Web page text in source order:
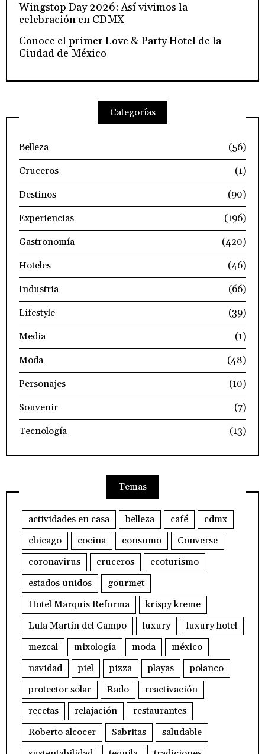
Wingstop Day 2026: Así vivimos la
celebración en CDMX
Conoce el primer Love & Party Hotel de la
Ciudad de México
Categorías
Belleza
(56)
Cruceros
(1)
Destinos
(90)
Experiencias
(196)
Gastronomía
(420)
Hoteles
(46)
Industria
(66)
Lifestyle
(39)
Media
(1)
Moda
(48)
Personajes
(10)
Souvenir
(7)
Tecnología
(13)
Temas
actividades en casa belleza café
cdmx
chicago
cocina consumo
Converse
coronavirus
cruceros
ecoturismo
estados unidos
gourmet
Hotel Marquis Reforma
krispy kreme
Lula Martín del Campo
luxury
luxury hotel
mezcal
mixología moda
méxico
navidad
piel pizza playas
polanco
protector solar
Rado
reactivación
recetas
relajación
restaurantes
Roberto alcocer
Sabritas
saludable